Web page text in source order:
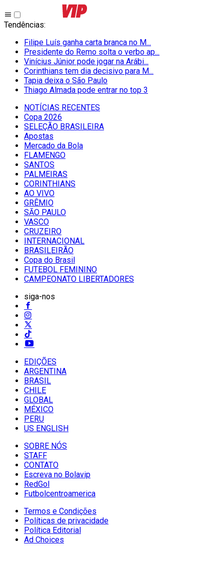
Tendências:
Filipe Luís ganha carta branca no M...
Presidente do Remo solta o verbo ap...
Vinícius Júnior pode jogar na Arábi...
Corinthians tem dia decisivo para M...
Tapia deixa o São Paulo
Thiago Almada pode entrar no top 3
NOTÍCIAS RECENTES
Copa 2026
SELEÇÃO BRASILEIRA
Apostas
Mercado da Bola
FLAMENGO
SANTOS
PALMEIRAS
CORINTHIANS
AO VIVO
GRÊMIO
SĀO PAULO
VASCO
CRUZEIRO
INTERNACIONAL
BRASILEIRÃO
Copa do Brasil
FUTEBOL FEMININO
CAMPEONATO LIBERTADORES
siga-nos
EDIÇÕES
ARGENTINA
BRASIL
CHILE
GLOBAL
MÉXICO
PERU
US ENGLISH
SOBRE NÓS
STAFF
CONTATO
Escreva no Bolavip
RedGol
Futbolcentroamerica
Termos e Condições
Políticas de privacidade
Política Editorial
Ad Choices